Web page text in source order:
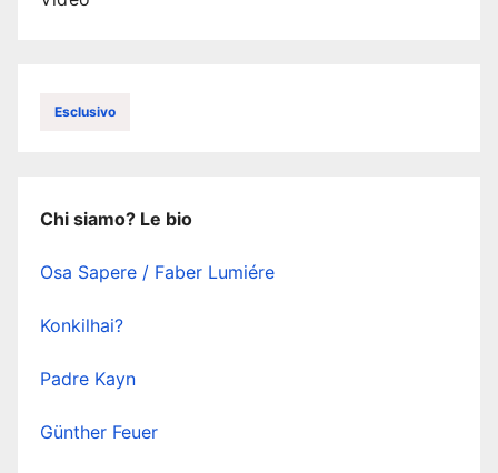
Esclusivo
Chi siamo? Le bio
Osa Sapere / Faber Lumiére
Konkilhai?
Padre Kayn
Günther Feuer